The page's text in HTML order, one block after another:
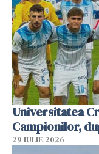
Universitatea
Campionilor,
29 IULIE 2026